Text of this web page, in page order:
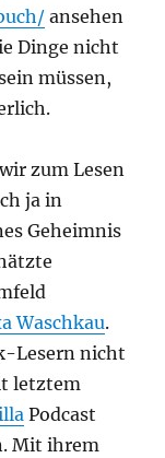
ansehen
Dinge nicht
müssen,
zum Lesen
ja in
Geheimnis
Waschkau.
Lesern nicht
letztem
Podcast
Mit ihrem